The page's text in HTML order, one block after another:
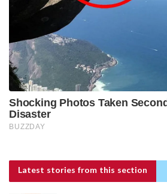
Latest stories from this section